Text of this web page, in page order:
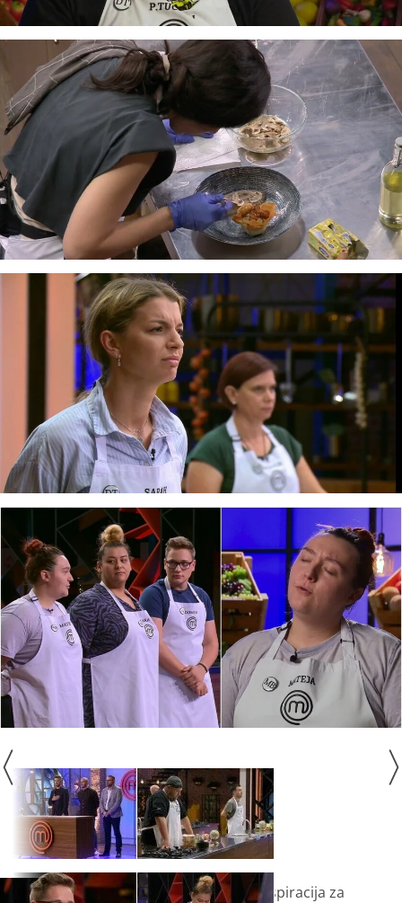
Četiri različita kontinenta bila su inspiracija za